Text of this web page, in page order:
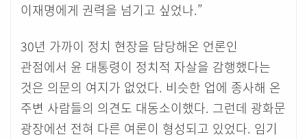
이재명에게 권력을 넘기고 싶었나.”
30년 가까이 정치 현장을 담당해온 언론인
관점에서 윤 대통령이 정치적 자살을 감행했다는
것은 의문의 여지가 없었다. 비슷한 업에 종사해 온
주변 사람들의 의견도 대동소이했다. 그런데 광화문
광장에선 전혀 다른 여론이 형성되고 있었다. 임기